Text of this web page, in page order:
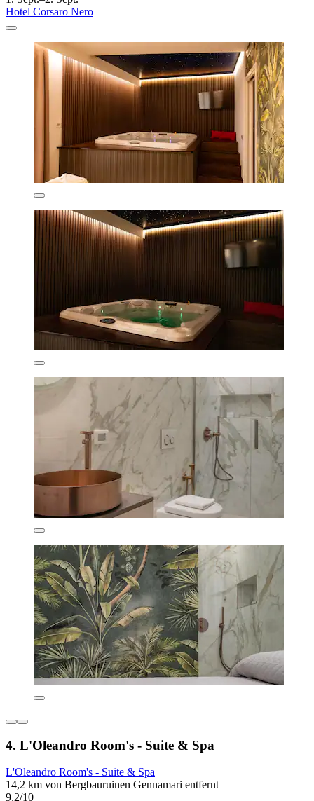
Hotel Corsaro Nero
4. L'Oleandro Room's - Suite & Spa
L'Oleandro Room's - Suite & Spa
14,2 km von Bergbauruinen Gennamari entfernt
9,2/10